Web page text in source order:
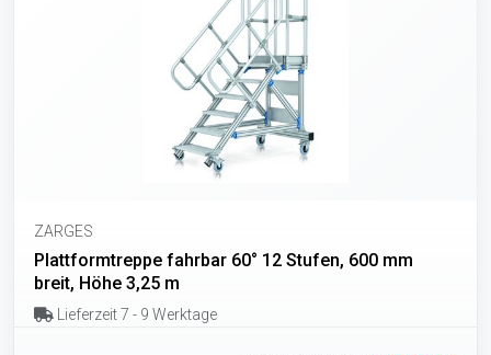
ZARGES
Plattformtreppe fahrbar 60° 12 Stufen, 600 mm
breit, Höhe 3,25 m
Lieferzeit 7 - 9 Werktage